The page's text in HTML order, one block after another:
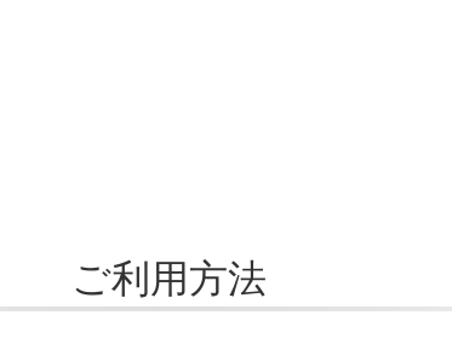
ご利用方法